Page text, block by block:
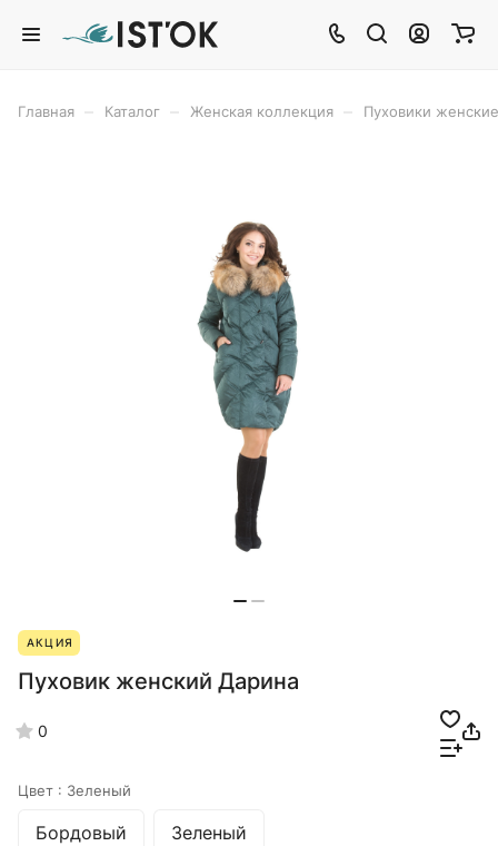
Главная Каталог Женская коллекция Пуховики женские
АКЦИЯ
Пуховик женский Дарина
0
Цвет : Зеленый
Бордовый Зеленый